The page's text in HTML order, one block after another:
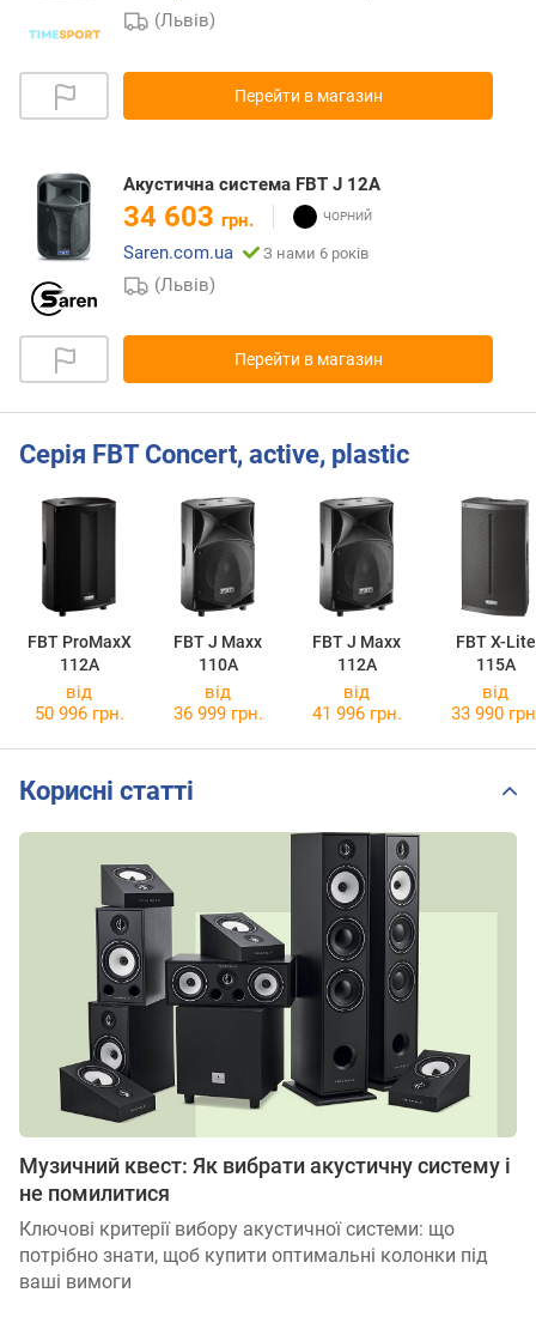
(Львів)
Перейти в магазин
Акустична система FBT J 12A
34 603 грн.
Saren.com.ua
З нами 6 років
(Львів)
Перейти в магазин
Серія FBT Concert, active, plastic
FBT ProMaxX
112A
FBT J Maxx
110A
FBT J Maxx
112A
FBT X-Lite
115A
від
50 996 грн.
від
36 999 грн.
від
41 996 грн.
від
33 990
Корисні статті
Музичний квест: Як вибрати акустичну систему і
не помилитися
Ключові критерії вибору акустичної системи: що
потрібно знати, щоб купити оптимальні колонки під
ваші вимоги